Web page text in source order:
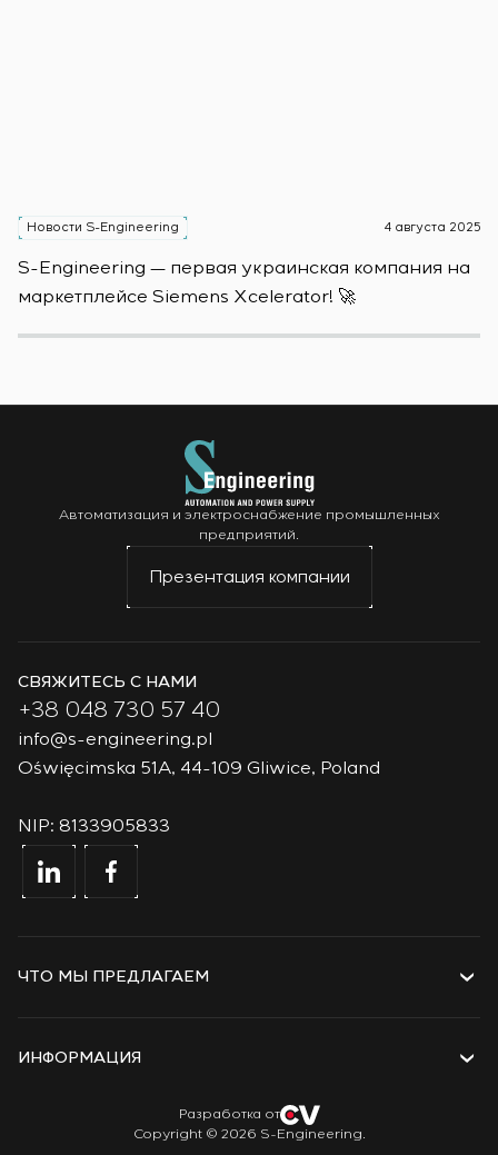
Новости S-Engineering 4 августа 2025
S-Engineering — первая украинская компания на
маркетплейсе Siemens Xcelerator! 🚀
Автоматизация и электроснабжение промышленных
предприятий.
Презентация компании
СВЯЖИТЕСЬ С НАМИ
+38 048 730 57 40
info@s-engineering.pl
Oświęcimska 51A, 44-109 Gliwice, Poland
NIP: 8133905833
ЧТО МЫ ПРЕДЛАГАЕМ
Решения
ИНФОРМАЦИЯ
Copyright © 2026 S-Engineering.
Разработка от